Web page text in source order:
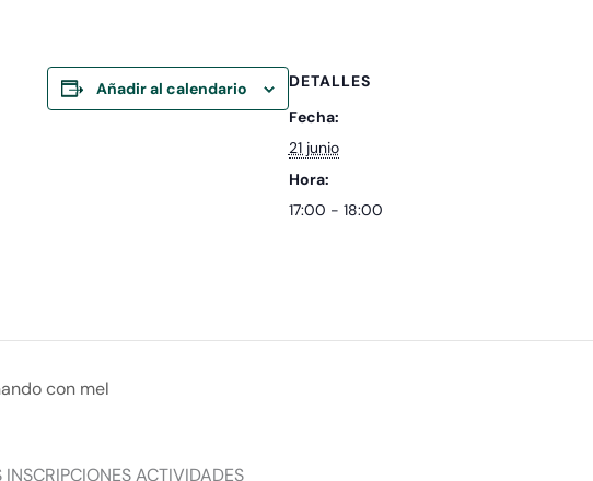
Añadir al calendario
DETALLES
Fecha:
21 junio
Hora:
17:00 - 18:00
con mel
INSCRIPCIONES ACTIVIDADES